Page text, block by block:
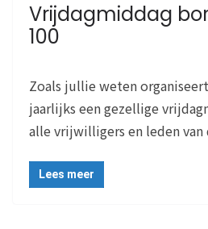
Vrijdagmiddag
100
Zoals jullie weten
jaarlijks een gezellige
alle vrijwilligers en leden van
Lees meer